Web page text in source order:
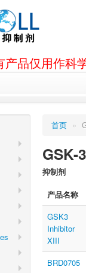
产品仅用作科
首页 »
GSK-3
抑制剂
产品名称
GSK3
Inhibitor
XIII
BRD0705